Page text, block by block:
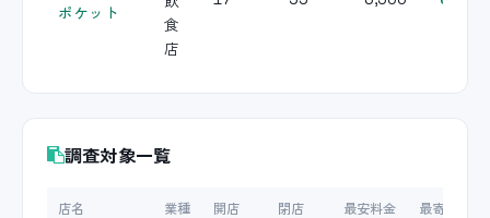
ポケット
食
店
調査対象一覧
店名 業種 開店 閉店 最安料金 最寄駅